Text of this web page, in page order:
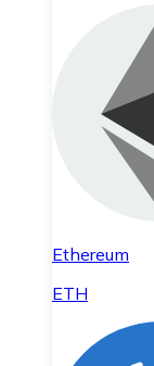
Ethereum
ETH